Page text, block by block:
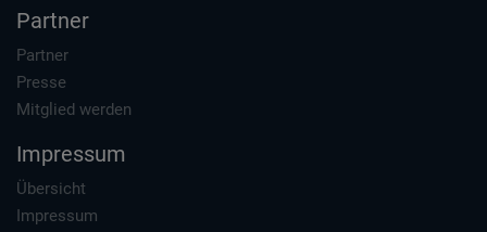
Partner
Partner
Presse
Mitglied werden
Impressum
Übersicht
Impressum